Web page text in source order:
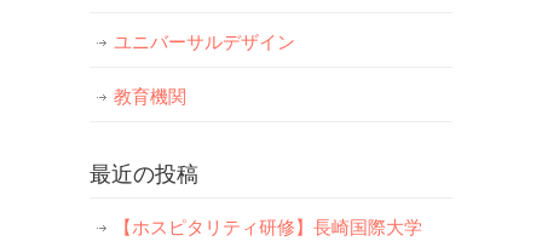
ユニバーサルデザイン
教育機関
最近の投稿
【ホスピタリティ研修】長崎国際大学